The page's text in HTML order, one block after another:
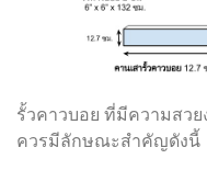
รั้วคาวบอย ที่มีความสว
ควรมีลักษณะสำคัญดังนี้